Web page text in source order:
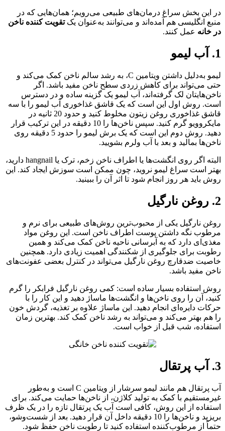
در این بخش سراغ درمان‌های طبیعی می‌رویم؛ همان‌هایی که در
منبع انگلیسی هم آمده‌اند و می‌توانند به‌عنوان یکتقویت کننده ناخن
در خانه عمل کنند.
1. آب لیمو
لیمو به‌دلیل داشتن ویتامین C، به رشد سالم ناخن کمک می‌کند و
حتی می‌تواند برای کاهش زردی سطح ناخن مفید باشد. اگر
ناخن‌هایتان لک گرفته‌اند، آب لیمو یک گزینه ساده و در دسترس
است. روش اول این است که یک قاشق غذاخوری آب لیمو را با سه
قاشق غذاخوری روغن زیتون مخلوط کنید و حدود 20 ثانیه در
مایکروویو گرم کنید. سپس ناخن‌ها را 10 دقیقه در این ترکیب قرار
دهید. روش دوم این است که یک برش لیمو را حدود 5 دقیقه روی
ناخن‌ها بمالید و بعد با آب ولرم بشویید.
البته اگر روی انگشت‌ها یا اطراف ناخن زخم، ترک یا hangnail دارید،
بهتر است سراغ لیمو نروید، چون ممکن است سوزش ایجاد کند. این
روش باید هر روز انجام شود تا اثر آن را ببینید.
2. روغن نارگیل
روغن نارگیل یکی از محبوب‌ترین روش‌های طبیعی برای نرم و
مرطوب نگه داشتن پوست اطراف ناخن است. این روغن مواد
مغذی‌ای دارد که به آبرسانی ناحیه ناخن کمک می‌کند و همین
رطوبت برای جلوگیری از شکنندگی اهمیت زیادی دارد. همچنین
خاصیت ضدقارچ روغن نارگیل می‌تواند در کنترل بعضی عفونت‌های
ناخن مفید باشد.
روش استفاده بسیار ساده است: کمی روغن نارگیل فرابکر را گرم
کنید، آن را روی ناخن‌ها و انگشت‌ها ماساژ دهید و این کار را با
حرکات دایره‌ای انجام دهید. این ماساژ علاوه بر تغذیه، گردش خون
را هم بهتر می‌کند و می‌تواند به رشد ناخن کمک کند. بهترین زمان
استفاده، شب قبل از خواب است.
3. آب پرتقال
آب پرتقال هم مانند لیمو سرشار از ویتامین C است و به‌طور
غیرمستقیم با کمک به تولید کلاژن، از ناخن‌ها حمایت می‌کند. برای
استفاده از این روش، کافی است آب یک پرتقال تازه را در یک ظرف
بریزید و ناخن‌ها را 10 دقیقه داخل آن قرار دهید. بعد از شست‌وشو،
حتماً از مرطوب‌کننده استفاده کنید تا رطوبت ناخن حفظ شود.